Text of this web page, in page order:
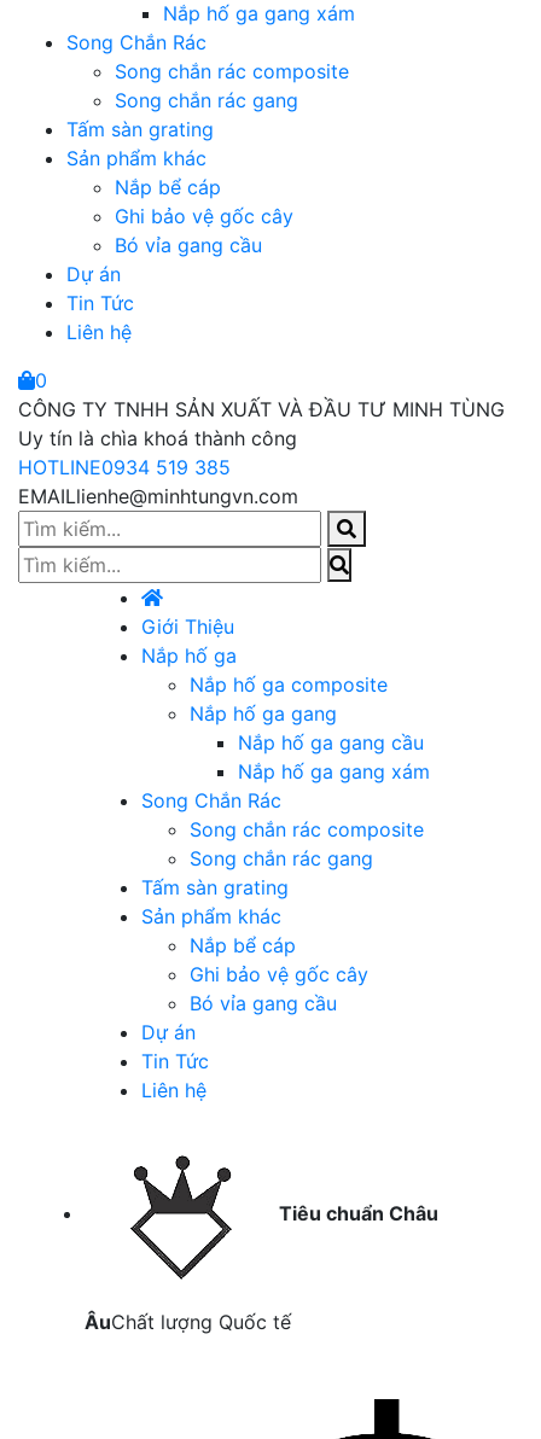
Nắp hố ga gang xám
Song Chắn Rác
Song chắn rác composite
Song chắn rác gang
Tấm sàn grating
Sản phẩm khác
Nắp bể cáp
Ghi bảo vệ gốc cây
Bó vỉa gang cầu
Dự án
Tin Tức
Liên hệ
0
CÔNG TY TNHH SẢN XUẤT VÀ ĐẦU TƯ MINH TÙNG
Uy tín là chìa khoá thành công
HOTLINE0934 519 385
EMAILlienhe@minhtungvn.com
Giới Thiệu
Nắp hố ga
Nắp hố ga composite
Nắp hố ga gang
Nắp hố ga gang cầu
Nắp hố ga gang xám
Song Chắn Rác
Song chắn rác composite
Song chắn rác gang
Tấm sàn grating
Sản phẩm khác
Nắp bể cáp
Ghi bảo vệ gốc cây
Bó vỉa gang cầu
Dự án
Tin Tức
Liên hệ
Tiêu chuẩn Châu
ÂuChất lượng Quốc tế